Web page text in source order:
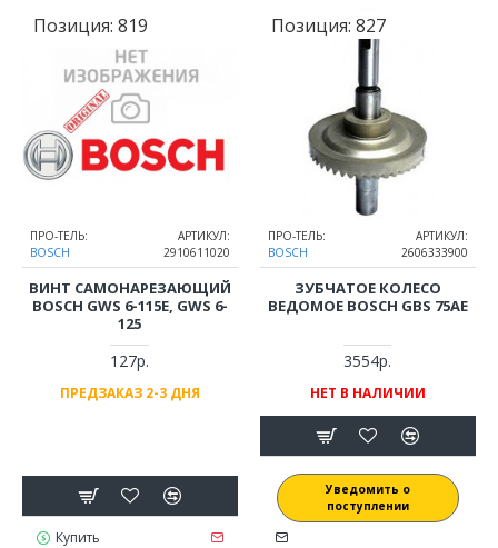
Позиция: 819
ПРО-ТЕЛЬ:
BOSCH
АРТИКУЛ:
2910611020
ВИНТ САМОНАРЕЗАЮЩИЙ
BOSCH GWS 6-115E, GWS 6-
125
127р.
ПРЕДЗАКАЗ 2-3 ДНЯ
Купить
Позиция: 827
ПРО-ТЕЛЬ:
BOSCH
АРТИКУЛ:
2606333900
ЗУБЧАТОЕ КОЛЕСО
ВЕДОМОЕ BOSCH GBS 75AE
3554р.
НЕТ В НАЛИЧИИ
Уведомить о
поступлении